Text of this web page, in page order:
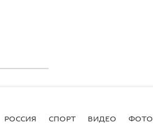
РОССИЯ СПОРТ ВИДЕО ФОТО